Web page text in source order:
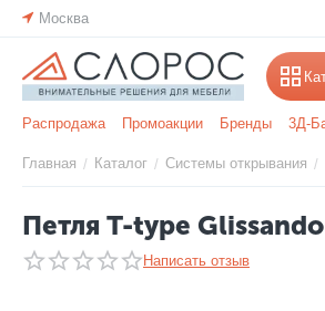
Москва
Распродажа Промоакции Бренды 3Д-
Главная / Каталог / Системы открывания /
Петля T-type
Написать отзыв